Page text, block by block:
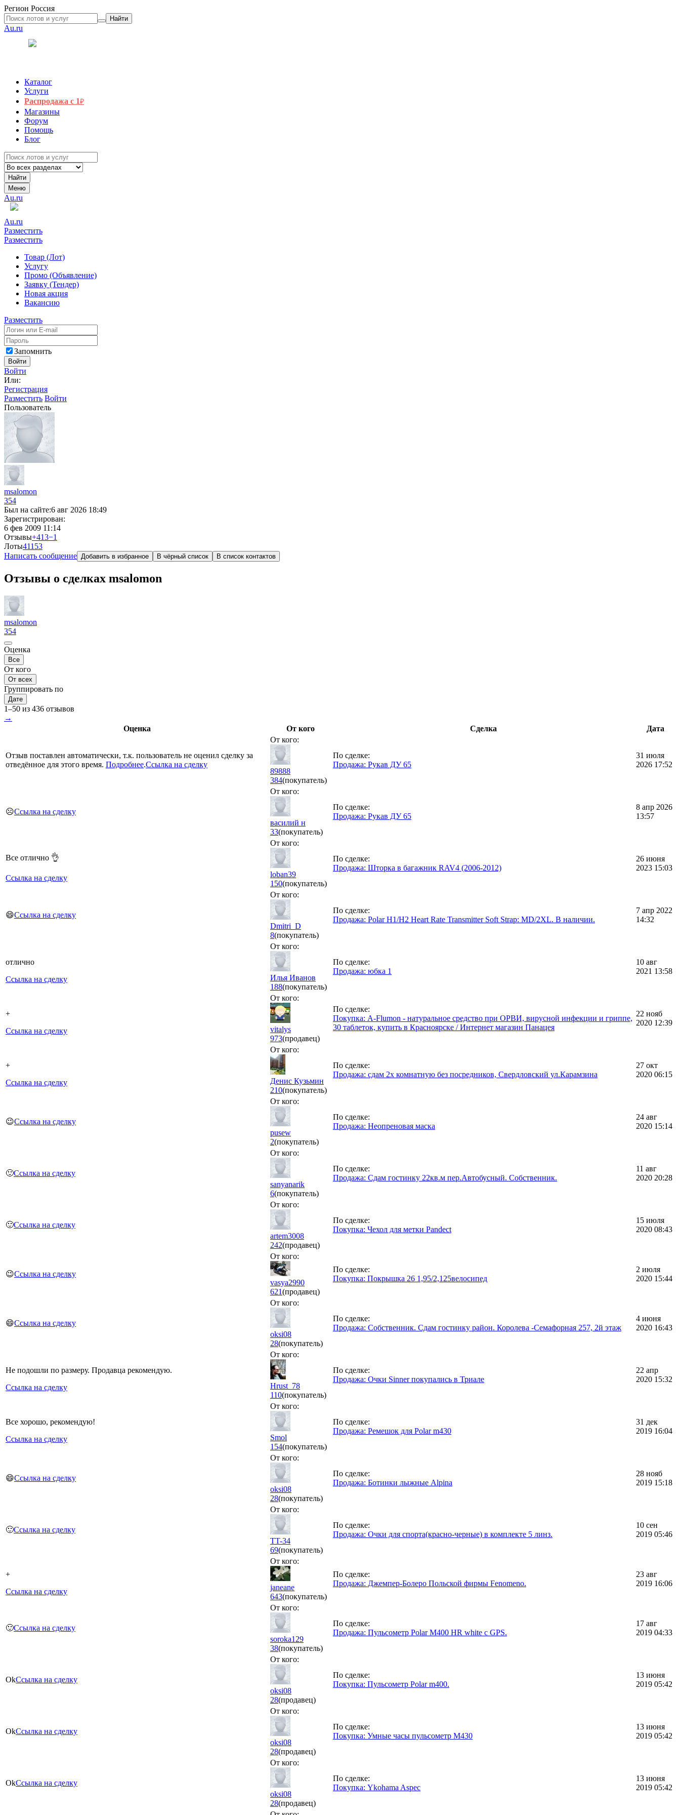
Регион Россия
Найти
Au.ru
Каталог
Услуги
Распродажа с 1₽
Магазины
Форум
Помощь
Блог
Найти
Меню
Au.ru
Au.ru
Разместить
Разместить
Товар (Лот)
Услугу
Промо (Объявление)
Заявку (Тендер)
Новая акция
Вакансию
Разместить
Запомнить
Войти
Войти
Или:
Регистрация
Разместить Войти
Пользователь
msalomon
354
Был на сайте:6 авг 2026 18:49
Зарегистрирован:
6 фев 2009 11:14
Отзывы+413−1
Лоты41153
Написать сообщение Добавить в избранное В чёрный список В список контактов
Отзывы о сделках msalomon
msalomon
354
Оценка
Все
От кого
От всех
Группировать по
Дате
1–50 из 436 отзывов
→
Оценка
От кого Сделка Дата
Отзыв поставлен автоматически, т.к. пользователь не оценил сделку за
отведённое для этого время. Подробнее.Ссылка на сделку
От кого:
89888
384(покупатель)
По сделке:
Продажа: Рукав ДУ 65
31 июля
2026 17:52
☹️Ссылка на сделку
От кого:
василий н
33(покупатель)
По сделке:
Продажа: Рукав ДУ 65
8 апр 2026
13:57
Все отлично 👌
Ссылка на сделку
От кого:
loban39
150(покупатель)
По сделке:
Продажа: Шторка в багажник RAV4 (2006-2012)
26 июня
2023 15:03
😄Ссылка на сделку
От кого:
Dmitri_D
8(покупатель)
По сделке:
Продажа: Polar H1/H2 Heart Rate Transmitter Soft Strap: MD/2XL. В наличии.
7 апр 2022
14:32
отлично
Ссылка на сделку
От кого:
Илья Иванов
188(покупатель)
По сделке:
Продажа: юбка 1
10 авг
2021 13:58
+
Ссылка на сделку
От кого:
vitalys
973(продавец)
По сделке:
Покупка: A-Flumon - натуральное средство при ОРВИ, вирусной инфекции и гриппе,
30 таблеток, купить в Красноярске / Интернет магазин Панацея
22 нояб
2020 12:39
+
Ссылка на сделку
От кого:
Денис Кузьмин
210(покупатель)
По сделке:
Продажа: сдам 2х комнатную без посредников, Свердловский ул.Карамзина
27 окт
2020 06:15
😉Ссылка на сделку
От кого:
pusew
2(покупатель)
По сделке:
Продажа: Неопреновая маска
24 авг
2020 15:14
🙂Ссылка на сделку
От кого:
sanyanarik
6(покупатель)
По сделке:
Продажа: Сдам гостинку 22кв.м пер.Автобусный. Собственник.
11 авг
2020 20:28
🙂Ссылка на сделку
От кого:
artem3008
242(продавец)
По сделке:
Покупка: Чехол для метки Pandect
15 июля
2020 08:43
😉Ссылка на сделку
От кого:
vasya2990
621(продавец)
По сделке:
Покупка: Покрышка 26 1,95/2,125велосипед
2 июля
2020 15:44
😄Ссылка на сделку
От кого:
oksi08
28(покупатель)
По сделке:
Продажа: Собственник. Сдам гостинку район. Королева -Семафорная 257, 2й этаж
4 июня
2020 16:43
Не подошли по размеру. Продавца рекомендую.
Ссылка на сделку
От кого:
Hrust_78
110(покупатель)
По сделке:
Продажа: Очки Sinner покупались в Триале
22 апр
2020 15:32
Все хорошо, рекомендую!
Ссылка на сделку
От кого:
Smol
154(покупатель)
По сделке:
Продажа: Ремешок для Polar m430
31 дек
2019 16:04
😄Ссылка на сделку
От кого:
oksi08
28(покупатель)
По сделке:
Продажа: Ботинки лыжные Alpina
28 нояб
2019 15:18
🙂Ссылка на сделку
От кого:
TT-34
69(покупатель)
По сделке:
Продажа: Очки для спорта(красно-черные) в комплекте 5 линз.
10 сен
2019 05:46
+
Ссылка на сделку
От кого:
janeane
643(покупатель)
По сделке:
Продажа: Джемпер-Болеро Польской фирмы Fenomeno.
23 авг
2019 16:06
🙂Ссылка на сделку
От кого:
soroka129
38(покупатель)
По сделке:
Продажа: Пульсометр Polar M400 HR white c GPS.
17 авг
2019 04:33
OkСсылка на сделку
От кого:
oksi08
28(продавец)
По сделке:
Покупка: Пульсометр Polar m400.
13 июня
2019 05:42
OkСсылка на сделку
От кого:
oksi08
28(продавец)
По сделке:
Покупка: Умные часы пульсометр М430
13 июня
2019 05:42
OkСсылка на сделку
От кого:
oksi08
28(продавец)
По сделке:
Покупка: Ykohama Aspec
13 июня
2019 05:42